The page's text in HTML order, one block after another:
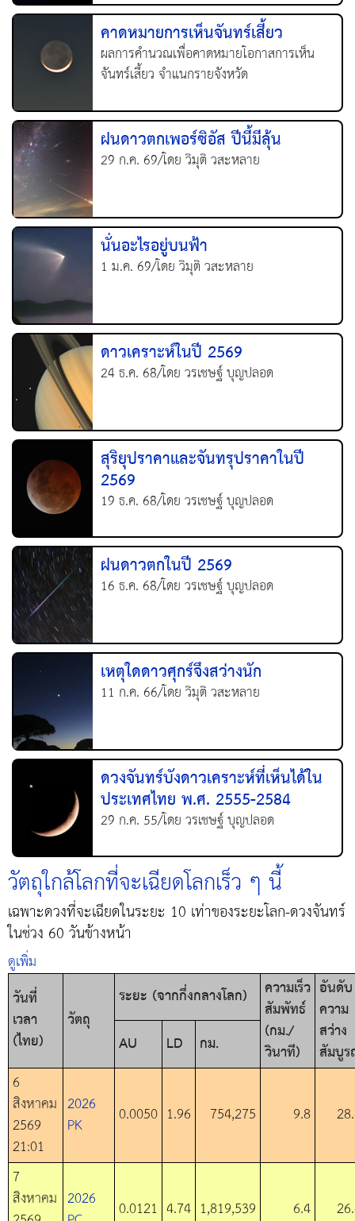
คาดหมายการเห็นจันทร์เสี้ยว
ผลการคำนวณเพื่อคาดหมายโอกาสการเห็น
จันทร์เสี้ยว จำแนกรายจังหวัด
ฝนดาวตกเพอร์ซิอัส ปีนี้มีลุ้น
29 ก.ค. 69/โดย วิมุติ วสะหลาย
นั่นอะไรอยู่บนฟ้า
1 ม.ค. 69/โดย วิมุติ วสะหลาย
ดาวเคราะห์ในปี 2569
24 ธ.ค. 68/โดย วรเชษฐ์ บุญปลอด
สุริยุปราคาและจันทรุปราคาในปี
2569
19 ธ.ค. 68/โดย วรเชษฐ์ บุญปลอด
ฝนดาวตกในปี 2569
16 ธ.ค. 68/โดย วรเชษฐ์ บุญปลอด
เหตุใดดาวศุกร์จึงสว่างนัก
11 ก.ค. 66/โดย วิมุติ วสะหลาย
ดวงจันทร์บังดาวเคราะห์ที่เห็นได้ใน
ประเทศไทย พ.ศ. 2555-2584
29 ก.ค. 55/โดย วรเชษฐ์ บุญปลอด
วัตถุใกล้โลกที่จะเฉียดโลกเร็ว ๆ นี้
เฉพาะดวงที่จะเฉียดในระยะ 10 เท่าของระยะโลก-ดวงจันทร์
ในช่วง 60 วันข้างหน้า
ดูเพิ่ม
วันที่
เวลา
(ไทย)
วัตถุ
ระยะ (จากกึ่งกลางโลก) ความเร็ว
สัมพัทธ์
(กม./
วินาที)
อันดับ
ความ
สว่าง
สัมบู
AU LD
กม.
6
สิงหาคม
2569
21:01
2026
PK 0.0050 1.96 754,275 9.8
7
สิงหาคม 2026 0.0121 4.74 1,819,539 6.4